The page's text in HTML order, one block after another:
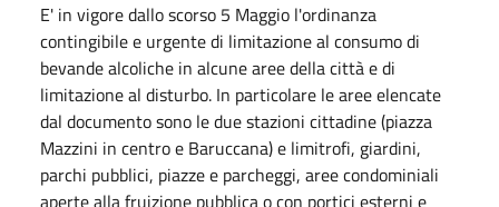
E' in vigore dallo scorso 5 Maggio l'ordinanza
contingibile e urgente di limitazione al consumo di
bevande alcoliche in alcune aree della città e di
limitazione al disturbo. In particolare le aree elencate
dal documento sono le due stazioni cittadine (piazza
Mazzini in centro e Baruccana) e limitrofi, giardini,
parchi pubblici, piazze e parcheggi, aree condominiali
aperte alla fruizione pubblica o con portici esterni e